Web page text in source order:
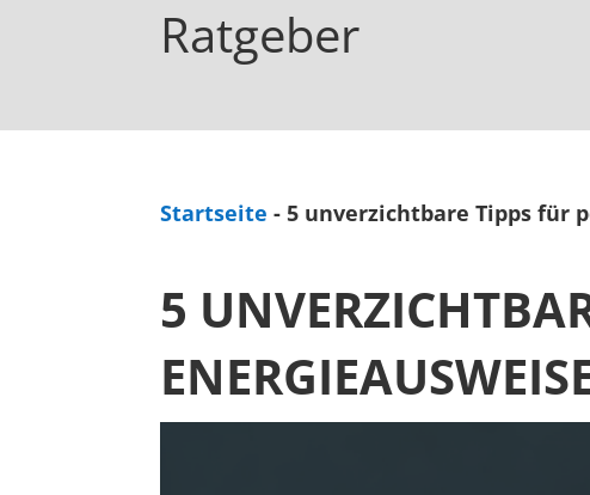
Ratgeber
Startseite -5 unverzichtbare Tipps für
5